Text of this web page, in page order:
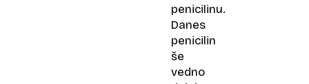
penicilinu.
Danes
penicilin
še
vedno